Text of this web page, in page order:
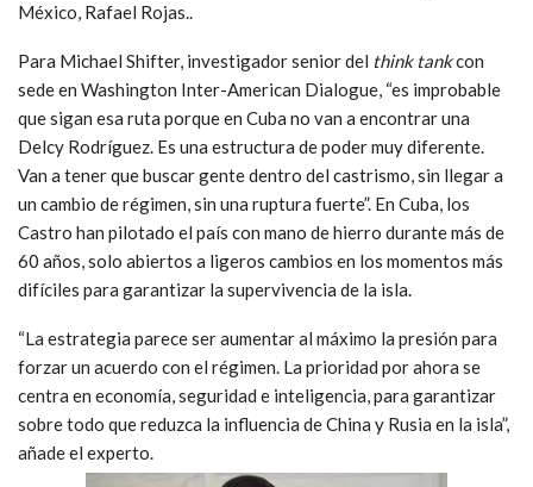
México, Rafael Rojas..
Para Michael Shifter, investigador senior del think tankcon
sede en Washington Inter-American Dialogue, “es improbable
que sigan esa ruta porque en Cuba no van a encontrar una
Delcy Rodríguez. Es una estructura de poder muy diferente.
Van a tener que buscar gente dentro del castrismo, sin llegar a
un cambio de régimen, sin una ruptura fuerte”. En Cuba, los
Castro han pilotado el país con mano de hierro durante más de
60 años, solo abiertos a ligeros cambios en los momentos más
difíciles para garantizar la supervivencia de la isla.
“La estrategia parece ser aumentar al máximo la presión para
forzar un acuerdo con el régimen. La prioridad por ahora se
centra en economía, seguridad e inteligencia, para garantizar
sobre todo que reduzca la influencia de China y Rusia en la isla”,
añade el experto.